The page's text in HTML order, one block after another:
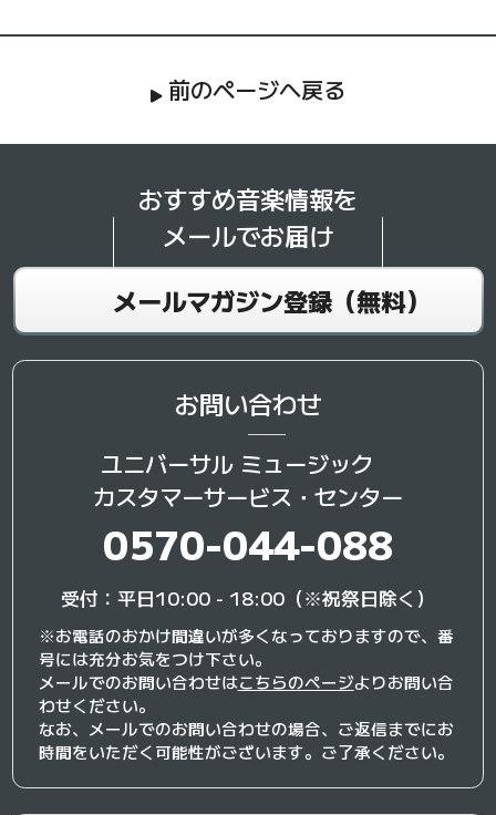
前のページへ戻る
おすすめ音楽情報を
メールでお届け
メールマガジン登録（無料）
お問い合わせ
ユニバーサル ミュージック
カスタマーサービス・センター
0570-044-088
受付：平日10:00 - 18:00（※祝祭日除く）
※お電話のおかけ間違いが多くなっておりますので、番
号には充分お気をつけ下さい。
メールでのお問い合わせはこちらのページよりお問い合
わせください。
なお、メールでのお問い合わせの場合、ご返信までにお
時間をいただく可能性がございます。ご了承ください。